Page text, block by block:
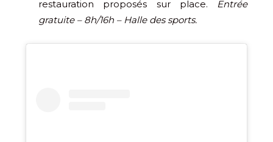
restauration proposés sur place. Entrée
gratuite – 8h/16h – Halle des sports.